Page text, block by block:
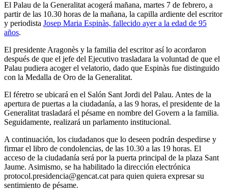
El Palau de la Generalitat acogerá mañana, martes 7 de febrero, a
partir de las 10.30 horas de la mañana, la capilla ardiente del escritor
y periodista Josep Maria Espinàs, fallecido ayer a la edad de 95
años.
El presidente Aragonès y la familia del escritor así lo acordaron
después de que el jefe del Ejecutivo trasladara la voluntad de que el
Palau pudiera acoger el velatorio, dado que Espinàs fue distinguido
con la Medalla de Oro de la Generalitat.
El féretro se ubicará en el Salón Sant Jordi del Palau. Antes de la
apertura de puertas a la ciudadanía, a las 9 horas, el presidente de la
Generalitat trasladará el pésame en nombre del Govern a la familia.
Seguidamente, realizará un parlamento institucional.
A continuación, los ciudadanos que lo deseen podrán despedirse y
firmar el libro de condolencias, de las 10.30 a las 19 horas. El
acceso de la ciudadanía será por la puerta principal de la plaza Sant
Jaume. Asimismo, se ha habilitado la dirección electrónica
protocol.presidencia@gencat.cat para quien quiera expresar su
sentimiento de pésame.